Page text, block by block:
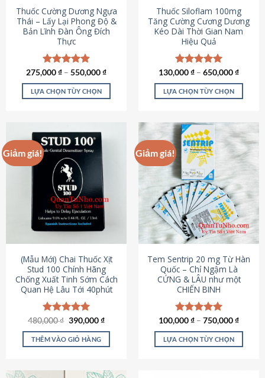
chọn
trên
trang
sản
phẩm
được
chọn
trên
trang
sản
phẩm
Thuốc Cường Dương Ngựa
Thái – Lấy Lại Phong Độ &
Bản Lĩnh Đàn Ông Đích
Thực
Được xếp
hạng4.87
5 sao
275,000₫ – 550,000₫
LỰA CHỌN TÙY CHỌN
có
nhiều
biến
thể.
Các
tùy
chọn
được
chọn
trên
trang
sản
phẩm
Thuốc Siloflam 100mg
Tăng Cường Cương Dương
Kéo Dài Thời Gian Nam
Hiệu Quả
Được xếp
hạng5.00
5 sao
130,000₫ – 650,000₫
LỰA CHỌN TÙY CHỌN
này
có
nhiều
biến
thể.
Các
tùy
chọn
có
thể
chọn
trên
trang
sản
phẩm
Giảm giá!
(Mẫu Mới) Chai Thuốc Xịt
Stud 100 Chính Hãng
Chống Xuất Tinh Sớm Cách
Quan Hệ Lâu Tới 40phút
Được xếp
hạng5.00
5 sao
480,000₫ Giá
là:
480,000 ₫.
390,000₫Giá
tại
THÊM VÀO GIỎ HÀNG
Giảm giá!
Tem Sentrip 20 mg Từ Hàn
Quốc – Chỉ Ngậm Là
CỨNG & LÂU như một
CHIẾN BINH
Được xếp
hạng5.00
5 sao
100,000₫ – 750,000₫
LỰA CHỌN TÙY CHỌN